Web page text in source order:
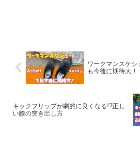
ワークマンスケ
も今後に期待大！
キックフリップが劇的に良くなる!?正し
い膝の突き出し方